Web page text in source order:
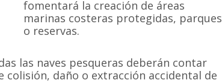
fomentará la creación de áreas
marinas costeras protegidas, parques
o reservas.
las naves pesqueras deberán contar
colisión, daño o extracción accidental de